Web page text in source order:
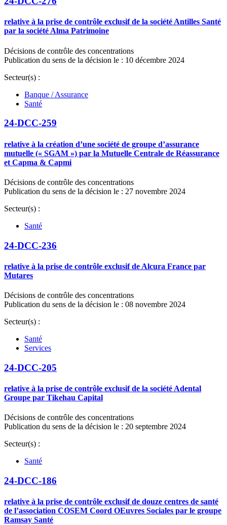
relative à la prise de contrôle exclusif de la société Antilles Santé
par la société Alma Patrimoine
Décisions de contrôle des concentrations
Publication du sens de la décision le : 10 décembre 2024
Secteur(s) :
Banque / Assurance
Santé
24-DCC-259
relative à la création d’une société de groupe d’assurance
mutuelle (« SGAM ») par la Mutuelle Centrale de Réassurance
et Capma & Capmi
Décisions de contrôle des concentrations
Publication du sens de la décision le : 27 novembre 2024
Secteur(s) :
Santé
24-DCC-236
relative à la prise de contrôle exclusif de Alcura France par
Mutares
Décisions de contrôle des concentrations
Publication du sens de la décision le : 08 novembre 2024
Secteur(s) :
Santé
Services
24-DCC-205
relative à la prise de contrôle exclusif de la société Adental
Groupe par Tikehau Capital
Décisions de contrôle des concentrations
Publication du sens de la décision le : 20 septembre 2024
Secteur(s) :
Santé
24-DCC-186
relative à la prise de contrôle exclusif de douze centres de santé
de l’association COSEM Coord OEuvres Sociales par le groupe
Ramsay Santé